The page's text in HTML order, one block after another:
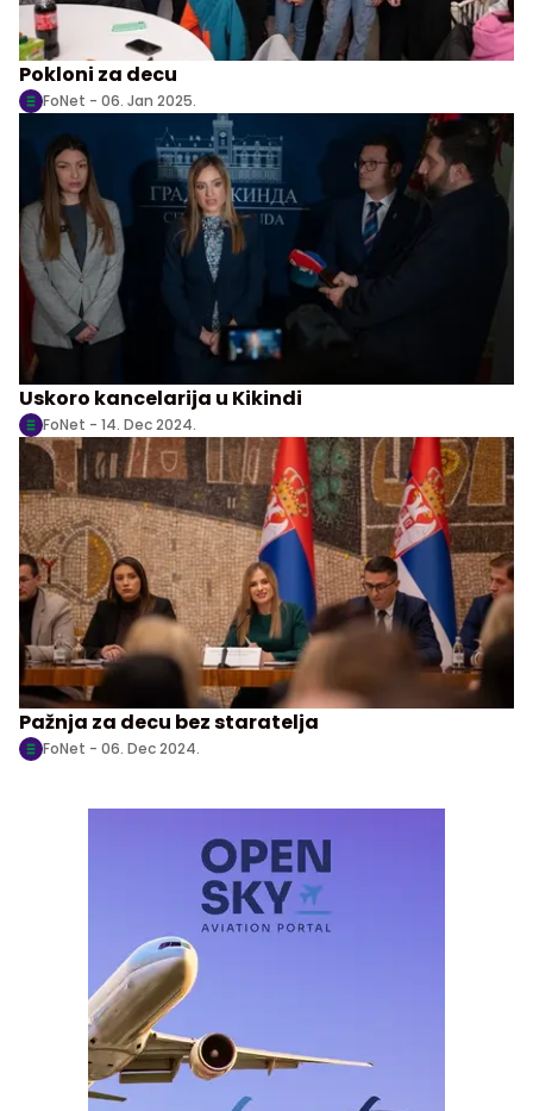
Pokloni za decu
FoNet - 06. Jan 2025.
Uskoro kancelarija u Kikindi
FoNet - 14. Dec 2024.
Pažnja za decu bez staratelja
FoNet - 06. Dec 2024.